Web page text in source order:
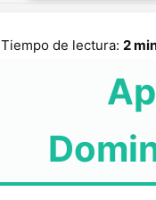
Tiempo de lectura: 2